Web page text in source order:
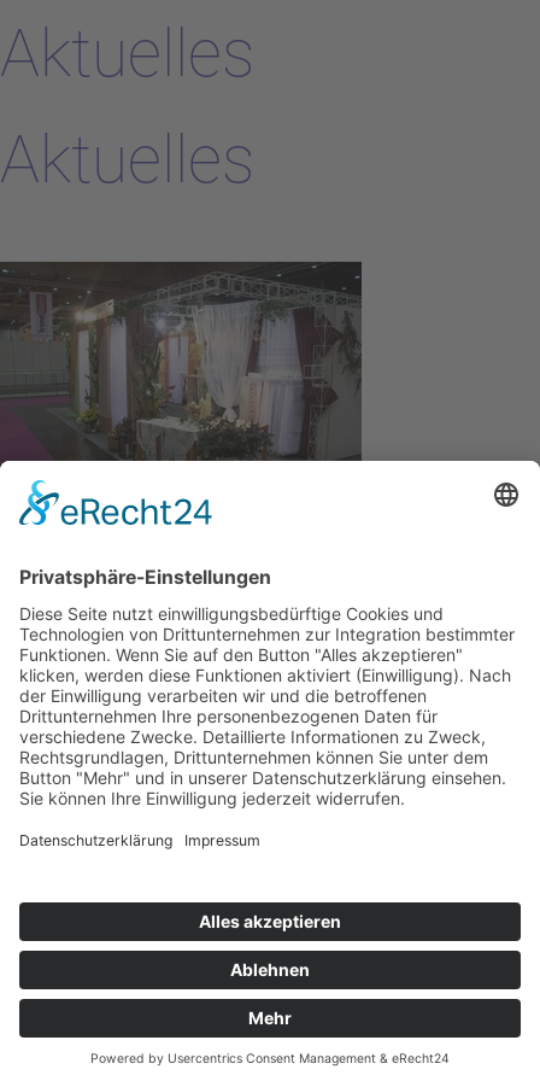
Aktuelles
Aktuelles
Messekalender
Wir stellen aus:01.09 – 03.09.2012„Comfortex“ Leipzig
Mehr lesen
Translate »